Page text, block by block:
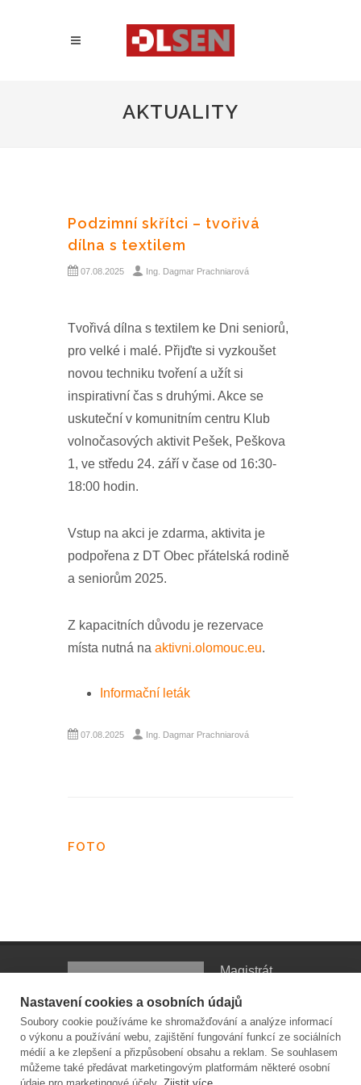
AKTUALITY
Podzimní skřítci – tvořivá
dílna s textilem
07.08.2025 Ing. Dagmar Prachniarová
Tvořivá dílna s textilem ke Dni seniorů,
pro velké i malé. Přijďte si vyzkoušet
novou techniku tvoření a užít si
inspirativní čas s druhými. Akce se
uskuteční v komunitním centru Klub
volnočasových aktivit Pešek, Peškova
1, ve středu 24. září v čase od 16:30-
18:00 hodin.
Vstup na akci je zdarma, aktivita je
podpořena z DT Obec přátelská rodině
a seniorům 2025.
Z kapacitních důvodu je rezervace
místa nutná na aktivni.olomouc.eu.
Informační leták
07.08.2025 Ing. Dagmar Prachniarová
FOTO
Magistrát
Olomouce |
odbor
sociálních věcí | oddělení sociální
pomoci a služeb
Nastavení cookies a osobních údajů
Soubory cookie používáme ke shromažďování a analýze informací
o výkonu a používání webu, zajištění fungování funkcí ze sociálních
médií a ke zlepšení a přizpůsobení obsahu a reklam. Se souhlasem
můžeme také předávat marketingovým platformám některé osobní